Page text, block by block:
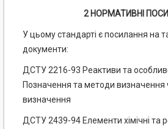
2 НОРМАТИВНІ
У цьому стандарті є посилання на
документи:
ДСТУ 2216-93 Реактиви та
Позначення та методи визначення
визначення
ДСТУ 2439-94 Елементи хімічні та